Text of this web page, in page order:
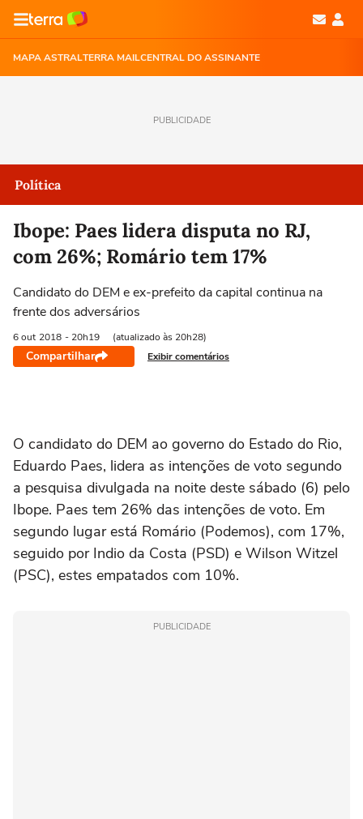
MAPA ASTRALTERRA MAILCENTRAL DO ASSINANTE
PUBLICIDADE
Política
Ibope: Paes lidera disputa no RJ,
com 26%; Romário tem 17%
Candidato do DEM e ex-prefeito da capital continua na
frente dos adversários
6 out 2018 - 20h19 (atualizado às 20h28)
Compartilhar Exibir comentários
O candidato do DEM ao governo do Estado do Rio,
Eduardo Paes, lidera as intenções de voto segundo
a pesquisa divulgada na noite deste sábado (6) pelo
Ibope. Paes tem 26% das intenções de voto. Em
segundo lugar está Romário (Podemos), com 17%,
seguido por Indio da Costa (PSD) e Wilson Witzel
(PSC), estes empatados com 10%.
PUBLICIDADE